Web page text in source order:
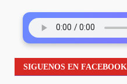
SIGUENOS EN FACEBOOK